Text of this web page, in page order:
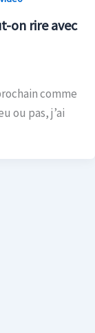
on rire avec
comme
ou pas, j’ai